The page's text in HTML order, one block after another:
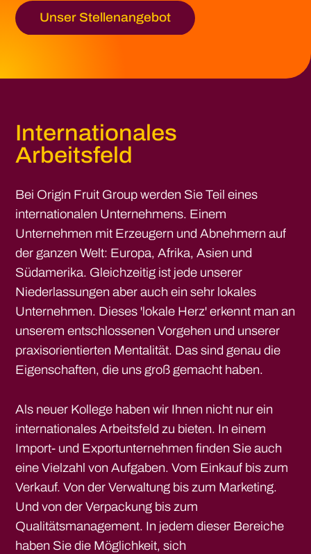
Unser Stellenangebot
Internationales
Arbeitsfeld
Bei Origin Fruit Group werden Sie Teil eines
internationalen Unternehmens. Einem
Unternehmen mit Erzeugern und Abnehmern auf
der ganzen Welt: Europa, Afrika, Asien und
Südamerika. Gleichzeitig ist jede unserer
Niederlassungen aber auch ein sehr lokales
Unternehmen. Dieses 'lokale Herz' erkennt man an
unserem entschlossenen Vorgehen und unserer
praxisorientierten Mentalität. Das sind genau die
Eigenschaften, die uns groß gemacht haben.
Als neuer Kollege haben wir Ihnen nicht nur ein
internationales Arbeitsfeld zu bieten. In einem
Import- und Exportunternehmen finden Sie auch
eine Vielzahl von Aufgaben. Vom Einkauf bis zum
Verkauf. Von der Verwaltung bis zum Marketing.
Und von der Verpackung bis zum
Qualitätsmanagement. In jedem dieser Bereiche
haben Sie die Möglichkeit, sich